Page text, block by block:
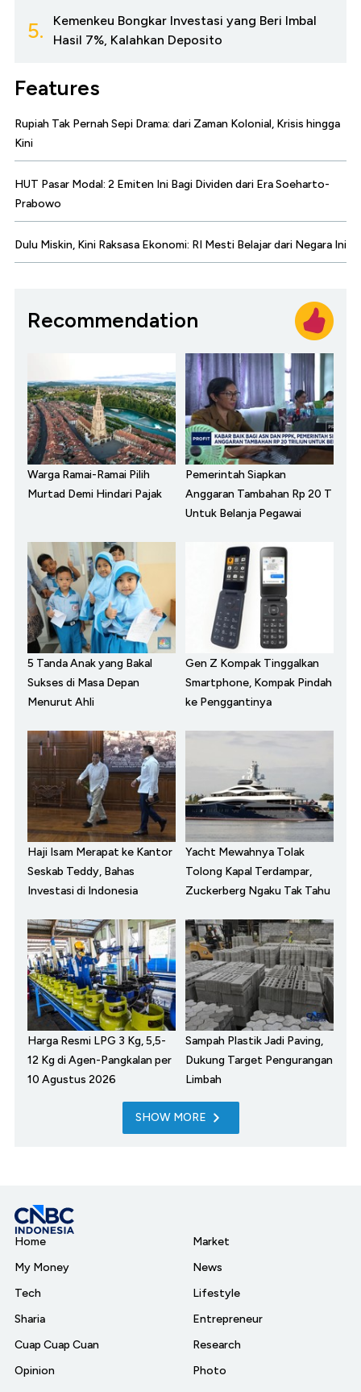
5.
Kemenkeu Bongkar Investasi yang Beri Imbal
Hasil 7%, Kalahkan Deposito
Features
Rupiah Tak Pernah Sepi Drama: dari Zaman Kolonial, Krisis hingga
Kini
HUT Pasar Modal: 2 Emiten Ini Bagi Dividen dari Era Soeharto-
Prabowo
Dulu Miskin, Kini Raksasa Ekonomi: RI Mesti Belajar dari Negara Ini
Recommendation
Warga Ramai-Ramai Pilih
Murtad Demi Hindari Pajak
Pemerintah Siapkan
Anggaran Tambahan Rp 20 T
Untuk Belanja Pegawai
5 Tanda Anak yang Bakal
Sukses di Masa Depan
Menurut Ahli
Gen Z Kompak Tinggalkan
Smartphone, Kompak Pindah
ke Penggantinya
Haji Isam Merapat ke Kantor
Seskab Teddy, Bahas
Investasi di Indonesia
Yacht Mewahnya Tolak
Tolong Kapal Terdampar,
Zuckerberg Ngaku Tak Tahu
Harga Resmi LPG 3 Kg, 5,5-
12 Kg di Agen-Pangkalan per
10 Agustus 2026
Sampah Plastik Jadi Paving,
Dukung Target Pengurangan
Limbah
SHOW MORE
Home
My Money
Tech
Sharia
Cuap Cuap Cuan
Opinion
Market
News
Lifestyle
Entrepreneur
Research
Photo